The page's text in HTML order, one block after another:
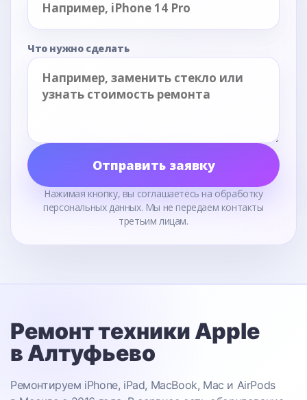
Что нужно сделать
Отправить заявку
Нажимая кнопку, вы соглашаетесь на обработку
персональных данных. Мы не передаем контакты
третьим лицам.
Ремонт техники Apple
в Алтуфьево
Ремонтируем iPhone, iPad, MacBook, Mac и AirPods